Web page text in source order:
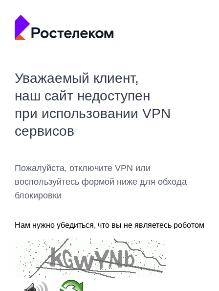
Уважаемый клиент,
наш сайт недоступен
при использовании VPN
сервисов
Пожалуйста, отключите VPN или
воспользуйтесь формой ниже для обхода
блокировки
Нам нужно убедиться, что вы не являетесь роботом